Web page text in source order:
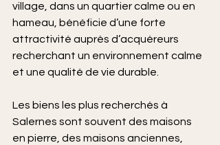
village, dans un quartier calme ou en
hameau, bénéficie d’une forte
attractivité auprès d’acquéreurs
recherchant un environnement calme
et une qualité de vie durable.
Les biens les plus recherchés à
Salernes sont souvent des maisons
en pierre, des maisons anciennes,